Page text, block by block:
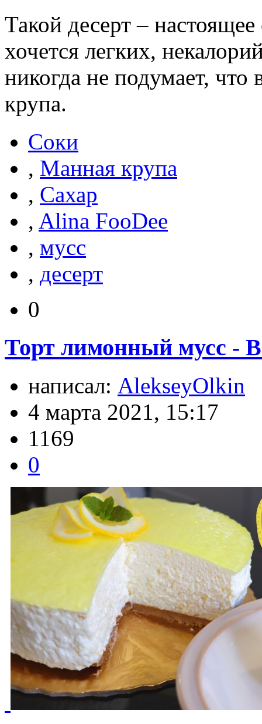
Такой десерт –
хочется легких,
никогда не подумает, что
крупа.
Соки
, Манная крупа
, Сахар
, Alina FooDee
, мусс
, десерт
0
Торт лимонный мусс -
написал: AlekseyOlkin
4 марта 2021, 15:17
1169
0